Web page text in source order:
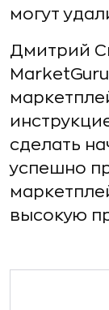
могут
Дмитрий
сделать
успешно
высокую